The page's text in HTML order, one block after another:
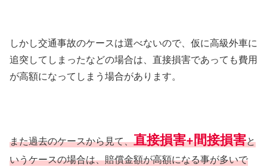
しかし交通事故のケースは選べないので、仮に高級外車に
追突してしまったなどの場合は、直接損害であっても費用
が高額になってしまう場合があります。
また過去のケースから見て、直接損害+間接損害と
いうケースの場合は、賠償金額が高額になる事が多いで